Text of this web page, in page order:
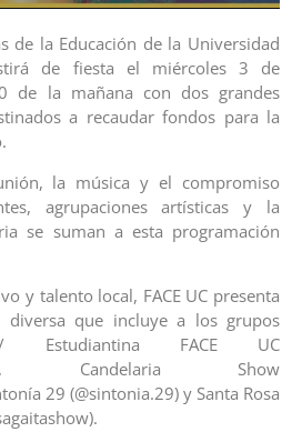
de la Educación de la Universidad
de fiesta el miércoles 3 de
de la mañana con dos grandes
a recaudar fondos para la
la música y el compromiso
agrupaciones artísticas y la
se suman a esta programación
y talento local, FACE UC presenta
diversa que incluye a los grupos
FACE UC
Candelaria Show
29 (@sintonia.29) y Santa Rosa